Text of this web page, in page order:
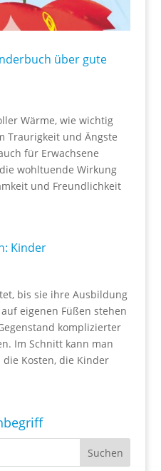
über gute
Wärme, wie wichtig
Traurigkeit und Ängste
für Erwachsene
wohltuende Wirkung
und Freundlichkeit
Kinder
bis sie ihre Ausbildung
eigenen Füßen stehen
komplizierter
Im Schnitt kann man
Kosten, die Kinder